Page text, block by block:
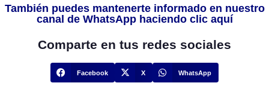
También puedes mantenerte informado en nuestro
canal de WhatsApp haciendo clic aquí
Comparte en tus redes sociales
Facebook X WhatsApp